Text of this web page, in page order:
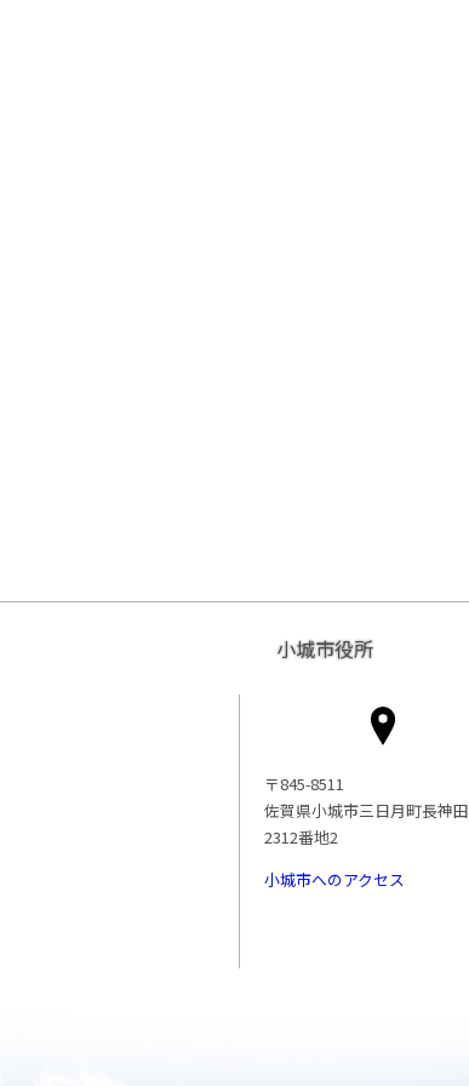
小城市役所
〒845-8511
佐賀県小城市三日月町長神田
2312番地2
小城市へのアクセス